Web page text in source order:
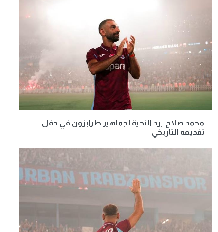
محمد صلاح يرد التحية لجماهير طرابزون في حفل
تقديمه التاريخي